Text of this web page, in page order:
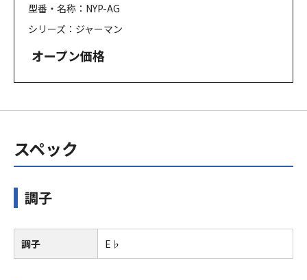
型番・名称：NYP-AG
シリーズ：ジャーマン
オープン価格
スペック
調子
調子 E♭